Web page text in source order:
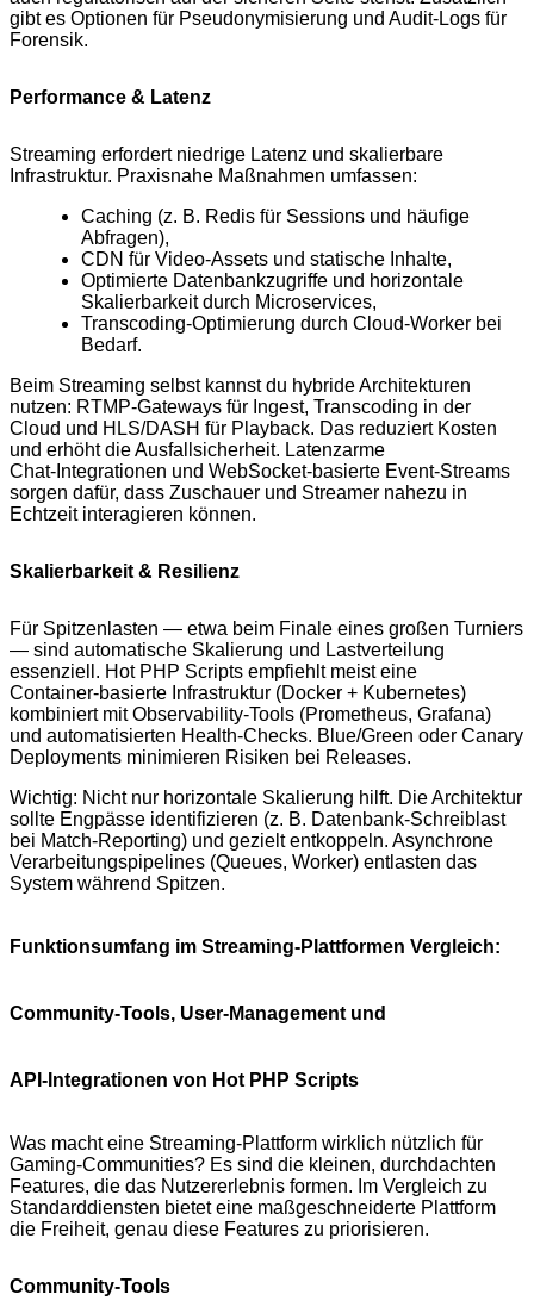
gibt es Optionen für Pseudonymisierung und Audit‑Logs für
Forensik.
Performance & Latenz
Streaming erfordert niedrige Latenz und skalierbare
Infrastruktur. Praxisnahe Maßnahmen umfassen:
Caching (z. B. Redis für Sessions und häufige
Abfragen),
CDN für Video‑Assets und statische Inhalte,
Optimierte Datenbankzugriffe und horizontale
Skalierbarkeit durch Microservices,
Transcoding‑Optimierung durch Cloud‑Worker bei
Bedarf.
Beim Streaming selbst kannst du hybride Architekturen
nutzen: RTMP‑Gateways für Ingest, Transcoding in der
Cloud und HLS/DASH für Playback. Das reduziert Kosten
und erhöht die Ausfallsicherheit. Latenzarme
Chat‑Integrationen und WebSocket‑basierte Event‑Streams
sorgen dafür, dass Zuschauer und Streamer nahezu in
Echtzeit interagieren können.
Skalierbarkeit & Resilienz
Für Spitzenlasten — etwa beim Finale eines großen Turniers
— sind automatische Skalierung und Lastverteilung
essenziell. Hot PHP Scripts empfiehlt meist eine
Container‑basierte Infrastruktur (Docker + Kubernetes)
kombiniert mit Observability‑Tools (Prometheus, Grafana)
und automatisierten Health‑Checks. Blue/Green oder Canary
Deployments minimieren Risiken bei Releases.
Wichtig: Nicht nur horizontale Skalierung hilft. Die Architektur
sollte Engpässe identifizieren (z. B. Datenbank‑Schreiblast
bei Match‑Reporting) und gezielt entkoppeln. Asynchrone
Verarbeitungspipelines (Queues, Worker) entlasten das
System während Spitzen.
Funktionsumfang im Streaming‑Plattformen Vergleich:
Community‑Tools, User‑Management und
API‑Integrationen von Hot PHP Scripts
Was macht eine Streaming‑Plattform wirklich nützlich für
Gaming‑Communities? Es sind die kleinen, durchdachten
Features, die das Nutzererlebnis formen. Im Vergleich zu
Standarddiensten bietet eine maßgeschneiderte Plattform
die Freiheit, genau diese Features zu priorisieren.
Community‑Tools